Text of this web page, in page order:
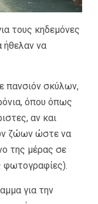
τους κηδεμόνες
ήθελαν να
πανσιόν σκύλων,
όπου όπως
αν και
ζώων ώστε να
της μέρας σε
φωτογραφίες).
για την